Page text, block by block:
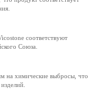
соответствуют
Союза.
на химические выбросы, что